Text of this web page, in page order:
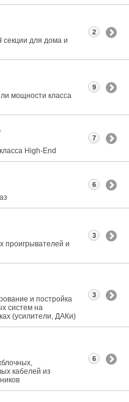
секции для дома и
2
мощности класса
9
Нigh-End
7
6
проигрывателей и
3
и постройка
систем на
(усилители, ДАКи)
3
кабелей из
6